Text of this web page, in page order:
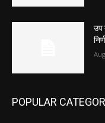
उप
POPULAR